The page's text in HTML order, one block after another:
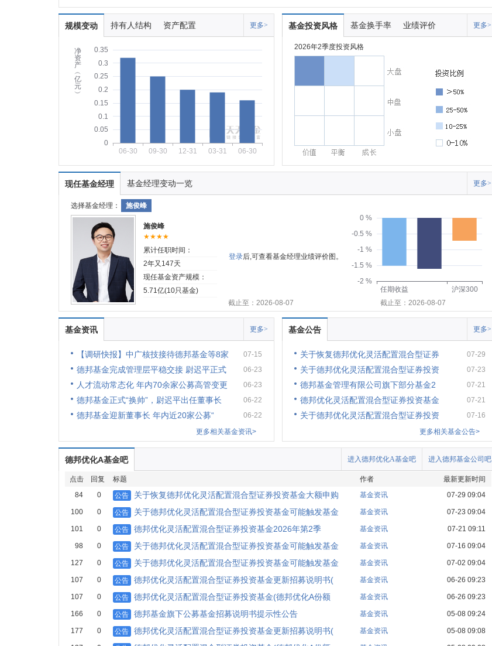
规模变动 持有人结构 资产配置 更多>
净
资
产
︵
亿
元
︶
0
0.05
0.1
0.15
0.2
0.25
0.3
0.35
06-30 09-30 12-31 03-31 06-30
基金投资风格 基金换手率 业绩评价 更多>
2026年2季度投资风格
现任基金经理 基金经理变动一览 更多>
选择基金经理： 施俊峰
施俊峰
★★★★
累计任职时间：
2年又147天
现任基金资产规模：
5.71亿(10只基金)
登录后,可查看基金经理业绩评价图。
-2 %
-1.5 %
-1 %
-0.5 %
0 %
任期收益
沪深300
截止至：2026-08-07
截止至：2026-08-07
基金资讯 更多>
【调研快报】中广核技接待德邦基金等8家 07-15
德邦基金完成管理层平稳交接 尉迟平正式 06-23
人才流动常态化 年内70余家公募高管变更 06-23
德邦基金正式“换帅”，尉迟平出任董事长 06-22
德邦基金迎新董事长 年内近20家公募“
06-22
更多相关基金资讯>
基金公告 更多>
关于恢复德邦优化灵活配置混合型证券 07-29
关于德邦优化灵活配置混合型证券投资 07-23
德邦基金管理有限公司旗下部分基金2 07-21
德邦优化灵活配置混合型证券投资基金 07-21
关于德邦优化灵活配置混合型证券投资
07-16
更多相关基金公告>
德邦优化A基金吧 进入德邦基金公司吧
进入德邦优化A基金吧
点击 回复 标题 作者
最新更新时间
84
0 公告 关于恢复德邦优化灵活配置混合型证券投资基金大额申购 基金资讯 07-29 09:04
100 0 公告 关于德邦优化灵活配置混合型证券投资基金可能触发基金 基金资讯 07-23 09:04
101 0 公告 德邦优化灵活配置混合型证券投资基金2026年第2季 基金资讯 07-21 09:11
98 0 公告 关于德邦优化灵活配置混合型证券投资基金可能触发基金 基金资讯 07-16 09:04
127 0 公告 关于德邦优化灵活配置混合型证券投资基金可能触发基金 基金资讯 07-02 09:04
107 0 公告 德邦优化灵活配置混合型证券投资基金更新招募说明书( 基金资讯 06-26 09:23
107 0 公告 德邦优化灵活配置混合型证券投资基金(德邦优化A份额 基金资讯 06-26 09:23
166 0 公告 德邦基金旗下公募基金招募说明书提示性公告 基金资讯 05-08 09:24
177 0 公告 德邦优化灵活配置混合型证券投资基金更新招募说明书( 基金资讯 05-08 09:08